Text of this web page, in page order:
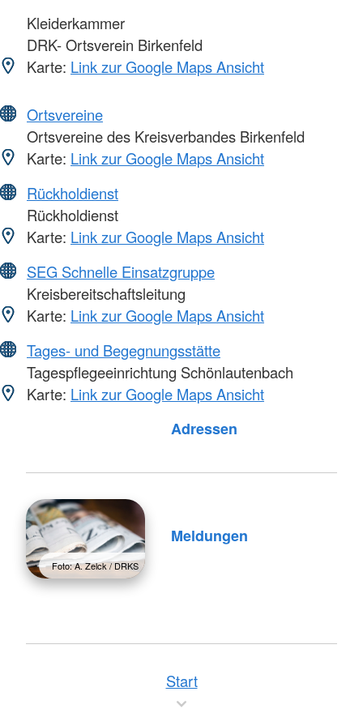
Kleiderkammer
DRK- Ortsverein Birkenfeld
Karte: Link zur Google Maps Ansicht
Ortsvereine
Ortsvereine des Kreisverbandes Birkenfeld
Karte: Link zur Google Maps Ansicht
Rückholdienst
Rückholdienst
Karte: Link zur Google Maps Ansicht
SEG Schnelle Einsatzgruppe
Kreisbereitschaftsleitung
Karte: Link zur Google Maps Ansicht
Tages- und Begegnungsstätte
Tagespflegeeinrichtung Schönlautenbach
Karte: Link zur Google Maps Ansicht
Adressen
Foto: A. Zelck / DRKS
Meldungen
Start